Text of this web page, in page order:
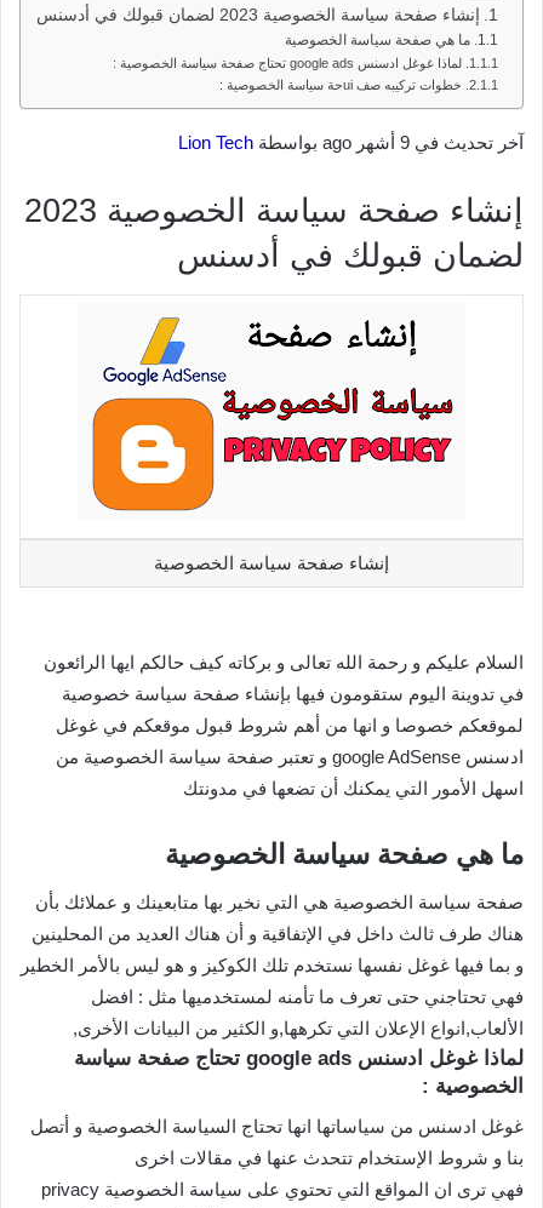
إنشاء صفحة سياسة الخصوصية 2023 لضمان قبولك في أدسنس
ما هي صفحة سياسة الخصوصية
لماذا غوغل ادسنس google ads تحتاج صفحة سياسة الخصوصية :
خطوات تركيبه صف uiحة سياسة الخصوصية :
آخر تحديث في 9 أشهر ago بواسطة Lion Tech
إنشاء صفحة سياسة الخصوصية 2023
لضمان قبولك في أدسنس
إنشاء صفحة سياسة الخصوصية
السلام عليكم و رحمة الله تعالى و بركاته كيف حالكم ايها الرائعون
في تدوينة اليوم ستقومون فيها بإنشاء صفحة سياسة خصوصية
لموقعكم خصوصا و انها من أهم شروط قبول موقعكم في غوغل
ادسنس google AdSense و تعتبر صفحة سياسة الخصوصية من
اسهل الأمور التي يمكنك أن تضعها في مدونتك
ما هي صفحة سياسة الخصوصية
صفحة سياسة الخصوصية هي التي نخير بها متابعينك و عملائك بأن
هناك طرف ثالث داخل في الإتفاقية و أن هناك العديد من المحلينين
و بما فيها غوغل نفسها نستخدم تلك الكوكيز و هو ليس بالأمر الخطير
فهي تحتاجني حتى تعرف ما تأمنه لمستخدميها مثل : افضل
الألعاب,انواع الإعلان التي تكرهها,و الكثير من البيانات الأخرى,
لماذا غوغل ادسنس google ads تحتاج صفحة سياسة
الخصوصية :
غوغل ادسنس من سياساتها انها تحتاج السياسة الخصوصية و أتصل
بنا و شروط الإستخدام تتحدث عنها في مقالات اخرى
فهي ترى ان المواقع التي تحتوي على سياسة الخصوصية privacy